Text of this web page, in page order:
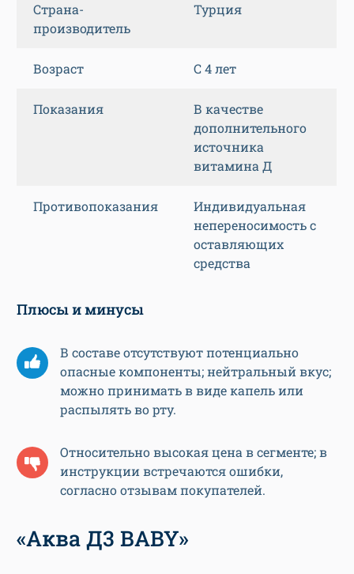
Страна-
производитель
Турция
Возраст С 4 лет
Показания
В качестве
дополнительного
источника
витамина Д
Противопоказания
Индивидуальная
непереносимость с
оставляющих
средства
Плюсы и минусы
В составе отсутствуют потенциально
опасные компоненты; нейтральный вкус;
можно принимать в виде капель или
распылять во рту.
Относительно высокая цена в сегменте; в
инструкции встречаются ошибки,
согласно отзывам покупателей.
«Аква Д3 BABY»